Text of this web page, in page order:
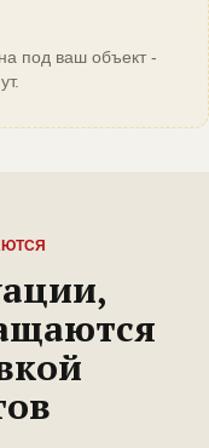
под ваш объект -